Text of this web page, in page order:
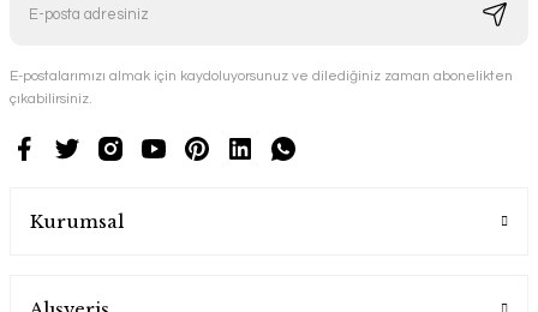
E-postalarımızı almak için kaydoluyorsunuz ve dilediğiniz zaman abonelikten
çıkabilirsiniz.
Kurumsal